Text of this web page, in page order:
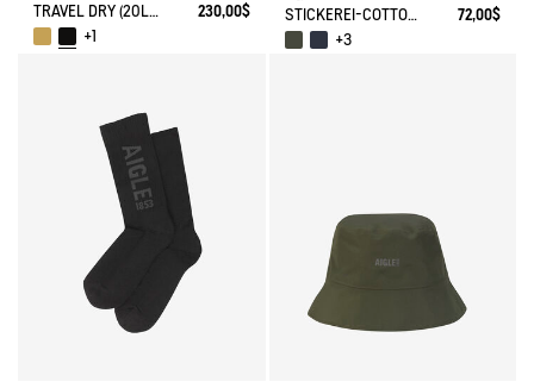
TRAVEL DRY (20L) - 100% WASSERDICHTE WOCHENENDTASCHE
230,00$
+1
STICKEREI-COTTON-CAP
72,00$
+3